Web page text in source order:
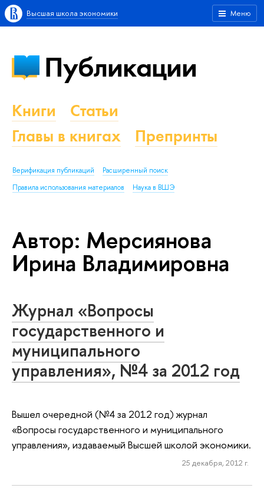
Меню
Высшая школа экономики
Публикации
Книги
Статьи
Главы в книгах
Препринты
Верификация публикаций
Расширенный поиск
Правила использования материалов
Наука в ВШЭ
Автор: Мерсиянова
Ирина Владимировна
Журнал «Вопросы
государственного и
муниципального
управления», №4 за 2012 год
Вышел очередной (№4 за 2012 год) журнал
«Вопросы государственного и муниципального
управления», издаваемый Высшей школой экономики.
25 декабря, 2012 г.